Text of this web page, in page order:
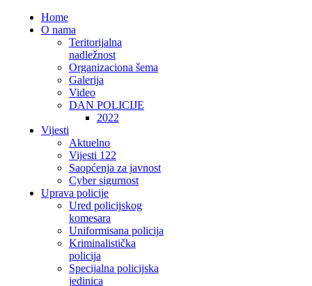
Home
O nama
Teritorijalna
nadležnost
Organizaciona šema
Galerija
Video
DAN POLICIJE
2022
Vijesti
Aktuelno
Vijesti 122
Saopćenja za javnost
Cyber sigurnost
Uprava policije
Ured policijskog
komesara
Uniformisana policija
Kriminalistička
policija
Specijalna policijska
jedinica